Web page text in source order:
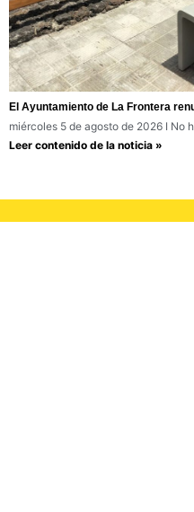
El Ayuntamiento de La Frontera
miércoles 5 de agosto de 2026
No
Leer contenido de la noticia »